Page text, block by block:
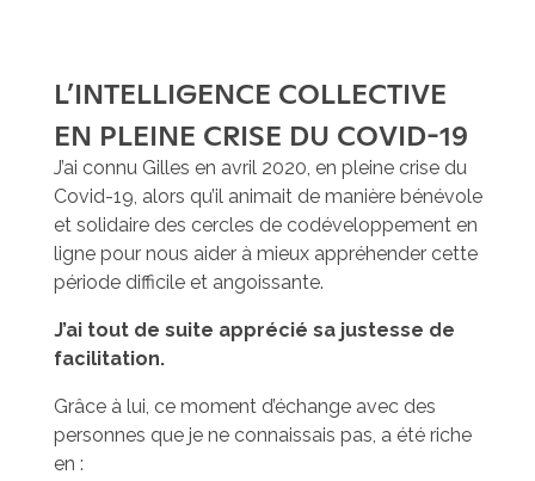
L’INTELLIGENCE COLLECTIVE
EN PLEINE CRISE DU COVID-19
J’ai connu Gilles en avril 2020, en pleine crise du
Covid-19, alors qu’il animait de manière bénévole
et solidaire des cercles de codéveloppement en
ligne pour nous aider à mieux appréhender cette
période difficile et angoissante.
J’ai tout de suite apprécié sa justesse de
facilitation.
Grâce à lui, ce moment d’échange avec des
personnes que je ne connaissais pas, a été riche
en :